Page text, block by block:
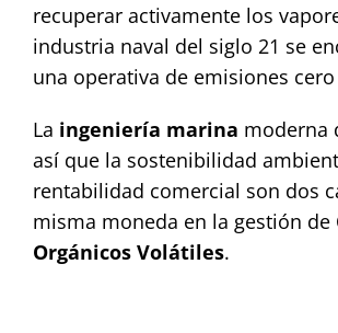
recuperar activamente los
industria naval del siglo 21 se
una operativa de emisiones
La ingeniería marina moderna
así que la sostenibilidad
rentabilidad comercial son dos
misma moneda en la gestión de
Orgánicos Volátiles.